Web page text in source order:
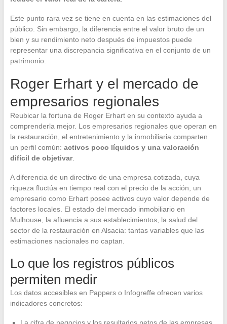
Este punto rara vez se tiene en cuenta en las estimaciones del
público. Sin embargo, la diferencia entre el valor bruto de un
bien y su rendimiento neto después de impuestos puede
representar una discrepancia significativa en el conjunto de un
patrimonio.
Roger Erhart y el mercado de
empresarios regionales
Reubicar la fortuna de Roger Erhart en su contexto ayuda a
comprenderla mejor. Los empresarios regionales que operan en
la restauración, el entretenimiento y la inmobiliaria comparten
un perfil común: activos poco líquidos y una valoración
difícil de objetivar.
A diferencia de un directivo de una empresa cotizada, cuya
riqueza fluctúa en tiempo real con el precio de la acción, un
empresario como Erhart posee activos cuyo valor depende de
factores locales. El estado del mercado inmobiliario en
Mulhouse, la afluencia a sus establecimientos, la salud del
sector de la restauración en Alsacia: tantas variables que las
estimaciones nacionales no captan.
Lo que los registros públicos
permiten medir
Los datos accesibles en Pappers o Infogreffe ofrecen varios
indicadores concretos: